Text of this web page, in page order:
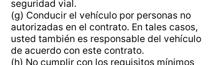
seguridad vial.
(g) Conducir el vehículo por personas no
autorizadas en el contrato. En tales casos,
usted también es responsable del vehículo
de acuerdo con este contrato.
(h) No cumplir con los requisitos mínimos